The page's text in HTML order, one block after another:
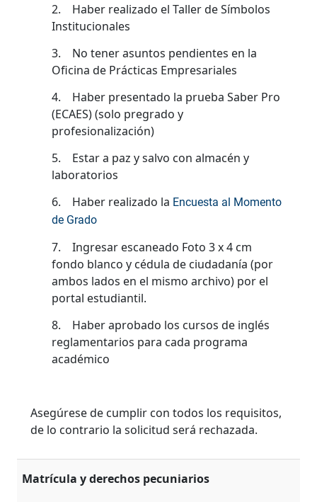
2. Haber realizado el Taller de Símbolos
Institucionales
3. No tener asuntos pendientes en la
Oficina de Prácticas Empresariales
4. Haber presentado la prueba Saber Pro
(ECAES) (solo pregrado y
profesionalización)
5. Estar a paz y salvo con almacén y
laboratorios
6. Haber realizado la Encuesta al Momento
de Grado
7. Ingresar escaneado Foto 3 x 4 cm
fondo blanco y cédula de ciudadanía (por
ambos lados en el mismo archivo) por el
portal estudiantil.
8. Haber aprobado los cursos de inglés
reglamentarios para cada programa
académico
Asegúrese de cumplir con todos los requisitos,
de lo contrario la solicitud será rechazada.
Matrícula y derechos pecuniarios